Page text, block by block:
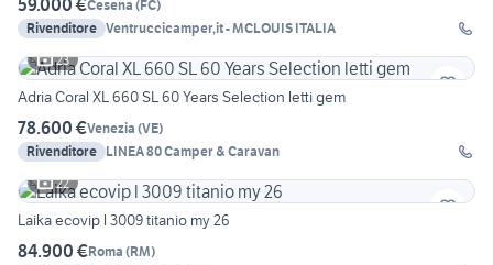
59.000 €Cesena (FC)
Rivenditore Ventruccicamper,it - MCLOUIS ITALIA
23
Adria Coral XL 660 SL 60 Years Selection letti gem
78.600 €Venezia (VE)
Rivenditore LINEA 80 Camper & Caravan
22
Laika ecovip l 3009 titanio my 26
84.900 €Roma (RM)